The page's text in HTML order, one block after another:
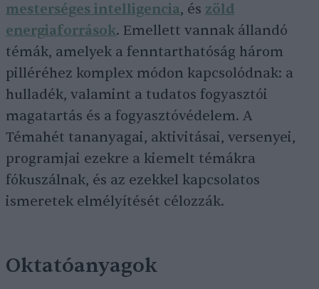
mesterséges intelligencia, és zöld
energiaforrások. Emellett vannak állandó
témák, amelyek a fenntarthatóság három
pilléréhez komplex módon kapcsolódnak: a
hulladék, valamint a tudatos fogyasztói
magatartás és a fogyasztóvédelem. A
Témahét tananyagai, aktivitásai, versenyei,
programjai ezekre a kiemelt témákra
fókuszálnak, és az ezekkel kapcsolatos
ismeretek elmélyítését célozzák.
Oktatóanyagok